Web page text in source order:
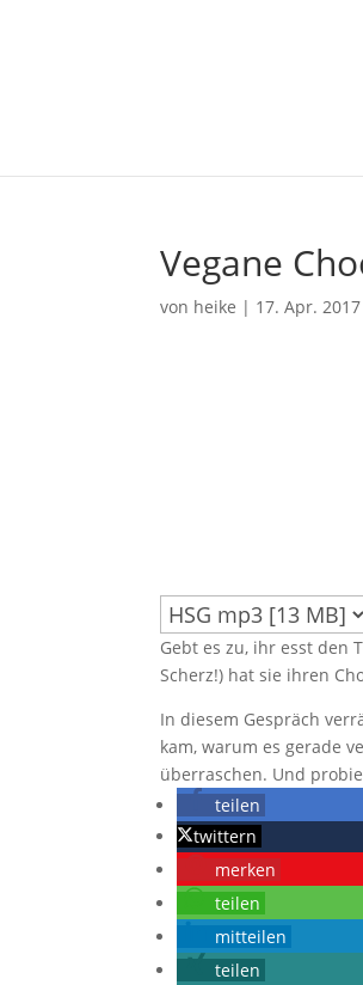
Vegane
von heike | 17. Apr. 2017
Gebt es zu, ihr esst den
Scherz!) hat sie ihren
In diesem Gespräch
kam, warum es gerade
überraschen. Und
teilen
twittern
merken
teilen
mitteilen
teilen